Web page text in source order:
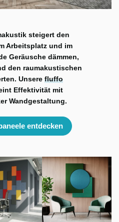
steigert den
Arbeitsplatz und im
Geräusche dämmen,
den raumakustischen
Unsere fluffo
Effektivität mit
Wandgestaltung.
entdecken